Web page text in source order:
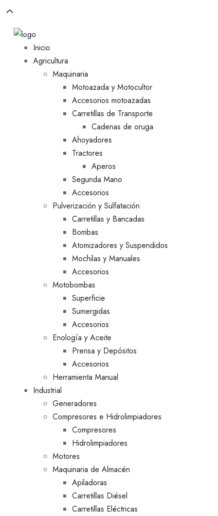
Inicio
Agricultura
Maquinaria
Motoazada y Motocultor
Accesorios motoazadas
Carretillas de Transporte
Cadenas de oruga
Ahoyadores
Tractores
Aperos
Segunda Mano
Accesorios
Pulverización y Sulfatación
Carretillas y Bancadas
Bombas
Atomizadores y Suspendidos
Mochilas y Manuales
Accesorios
Motobombas
Superficie
Sumergidas
Accesorios
Enología y Aceite
Prensa y Depósitos
Accesorios
Herramienta Manual
Industrial
Generadores
Compresores e Hidrolimpiadores
Compresores
Hidrolimpiadores
Motores
Maquinaria de Almacén
Apiladoras
Carretillas Diésel
Carretillas Eléctricas